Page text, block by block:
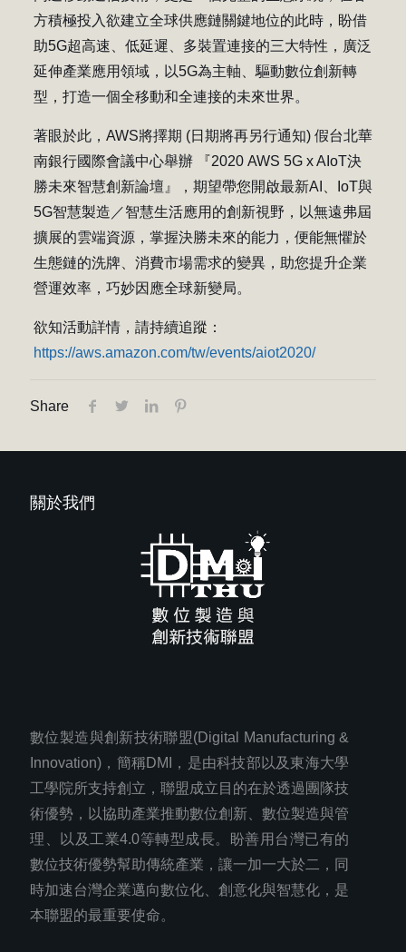
方積極投入欲建立全球供應鏈關鍵地位的此時，盼借
助5G超高速、低延遲、多裝置連接的三大特性，廣泛
延伸產業應用領域，以5G為主軸、驅動數位創新轉
型，打造一個全移動和全連接的未來世界。
著眼於此，AWS將擇期 (日期將再另行通知) 假台北華
南銀行國際會議中心舉辦 『2020 AWS 5G x AIoT決
勝未來智慧創新論壇』，期望帶您開啟最新AI、IoT與
5G智慧製造／智慧生活應用的創新視野，以無遠弗屆
擴展的雲端資源，掌握決勝未來的能力，便能無懼於
生態鏈的洗牌、消費市場需求的變異，助您提升企業
營運效率，巧妙因應全球新變局。
欲知活動詳情，請持續追蹤：
https://aws.amazon.com/tw/events/aiot2020/
Share
關於我們
數位製造與創新技術聯盟(Digital Manufacturing &
Innovation)，簡稱DMI，是由科技部以及東海大學
工學院所支持創立，聯盟成立目的在於透過團隊技
術優勢，以協助產業推動數位創新、數位製造與管
理、以及工業4.0等轉型成長。盼善用台灣已有的
數位技術優勢幫助傳統產業，讓一加一大於二，同
時加速台灣企業邁向數位化、創意化與智慧化，是
本聯盟的最重要使命。